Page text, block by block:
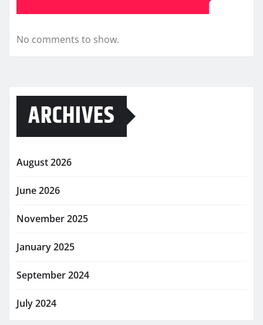
No comments to show.
ARCHIVES
August 2026
June 2026
November 2025
January 2025
September 2024
July 2024